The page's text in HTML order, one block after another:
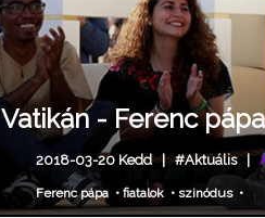
Vatikán - Ferenc
2018-03-20 Kedd |#Aktuális|
Ferenc pápa• fiatalok• szinódus•